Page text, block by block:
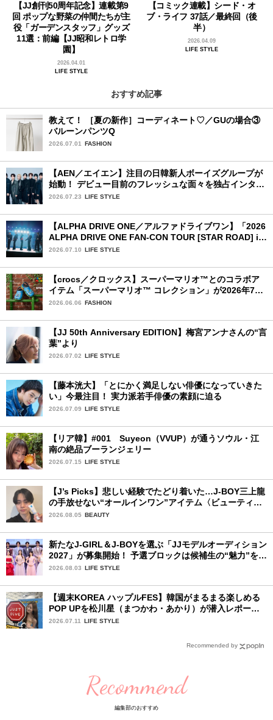
【JJ創刊50周年記念】連載第9
回 ポップな野菜の仲間たちが主
役「ガーデンスタッフ」グッズ
11選：前編【JJ昭和レトロ学
園】
2026.04.01
LIFE STYLE
【コミック連載】シード・オ
ブ・ライフ 37話／最終回（後
半）
2026.04.09
LIFE STYLE
おすすめ記事
教えて！ ［夏の新作］コーディネート♡／GUの場合③
バルーンパンツQ
2026.07.01 FASHION
【AEN／エイエン】注目の日韓新人ボーイズグループが
始動！ デビュー目前のフレッシュな面々を独占インタビ
ュー。7人の魅力に迫ります♪
2026.07.23 LIFE STYLE
【ALPHA DRIVE ONE／アルファドライブワン】「2026
ALPHA DRIVE ONE FAN-CON TOUR [STAR ROAD] in
YOKOHAMA」1日目詳細レポ【前編】
2026.07.10 LIFE STYLE
【crocs／クロックス】スーパーマリオ™とのコラボア
イテム「スーパーマリオ™ コレクション」が2026年7月
16日より発売開始！
2026.06.06 FASHION
【JJ 50th Anniversary EDITION】梅宮アンナさんの“言
葉”より
2026.07.02 LIFE STYLE
【藤本洸大】「とにかく満足しない俳優になっていきた
い」今最注目！ 実力派若手俳優の素顔に迫る
2026.07.09 LIFE STYLE
【リア韓】#001 Suyeon（VVUP）が通うソウル・江
南の絶品ブーランジェリー
2026.07.15 LIFE STYLE
【J’s Picks】悲しい経験でたどり着いた…J-BOY三上龍
の手放せない“オールインワン”アイテム〈ビューティ＆
ファッション夏の必需品〉
2026.08.05 BEAUTY
新たなJ-GIRL＆J-BOYを選ぶ「JJモデルオーディション
2027」が募集開始！ 予選ブロックは候補生の“魅力”を重
視した「新システム」に変わります
2026.08.03 LIFE STYLE
【週末KOREA ハップルFES】韓国がまるまる楽しめる
POP UPを松川星（まつかわ・あかり）が潜入レポート
♡
2026.07.11 LIFE STYLE
Recommended by
Recommend
編集部のおすすめ